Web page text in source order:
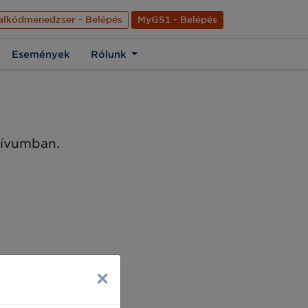
Hírek Kapcsolat Rólunk
EN
- Belépés
MyGS1 - Belépés
Események Rólunk
×